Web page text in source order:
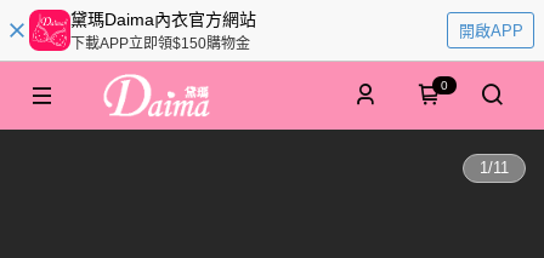
黛瑪Daima內衣官方網站
下載APP立即領$150購物金
開啟APP
0
1/11